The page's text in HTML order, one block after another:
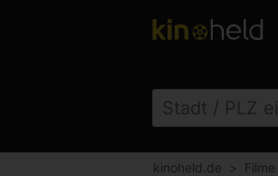
kinoheld.de Filme